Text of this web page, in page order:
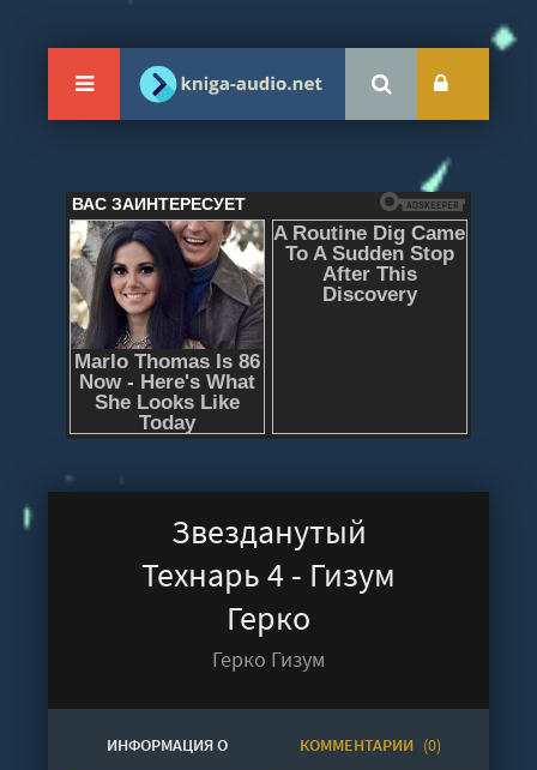
Звезданутый
Технарь 4 - Гизум
Герко
Герко Гизум
ИНФОРМАЦИЯ О КОММЕНТАРИИ (0)